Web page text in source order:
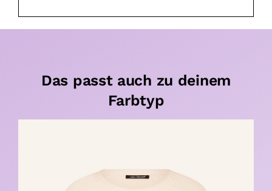
Das passt auch zu deinem
Farbtyp